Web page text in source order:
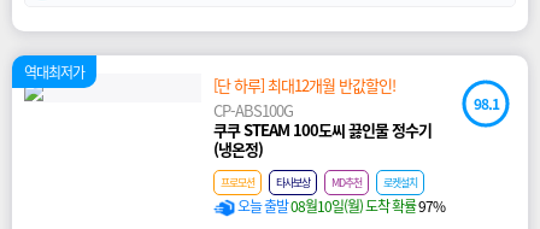
역대최저가
98.1
[단 하루] 최대12개월 반값할인!
CP-ABS100G
쿠쿠 STEAM 100도씨 끓인물 정수기
(냉온정)
프로모션 타사보상 MD추천 로켓설치
오늘 출발08월10일(월) 도착 확률97%